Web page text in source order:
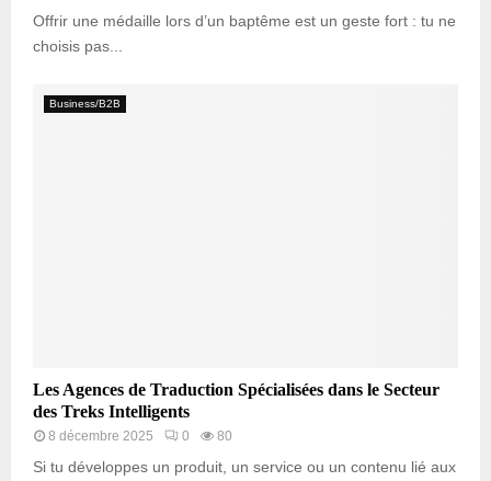
Offrir une médaille lors d’un baptême est un geste fort : tu ne
choisis pas...
Business/B2B
Les Agences de Traduction Spécialisées dans le Secteur
des Treks Intelligents
8 décembre 2025 0 80
Si tu développes un produit, un service ou un contenu lié aux